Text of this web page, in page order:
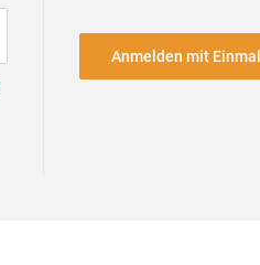
Anmelden mit